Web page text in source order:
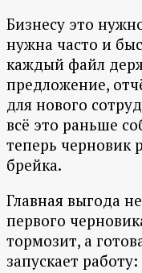
Бизнесу это
нужна часто и
каждый файл
предложение,
для нового
всё это раньше
теперь черновик
брейка.
Главная выгода
первого
тормозит, а
запускает